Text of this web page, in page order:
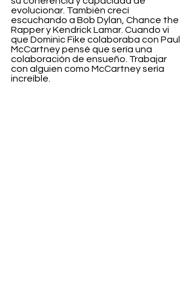
evolucionar. También crecí
escuchando a Bob Dylan, Chance the
Rapper y Kendrick Lamar. Cuando vi
que Dominic Fike colaboraba con Paul
McCartney pensé que sería una
colaboración de ensueño. Trabajar
con alguien como McCartney sería
increíble.